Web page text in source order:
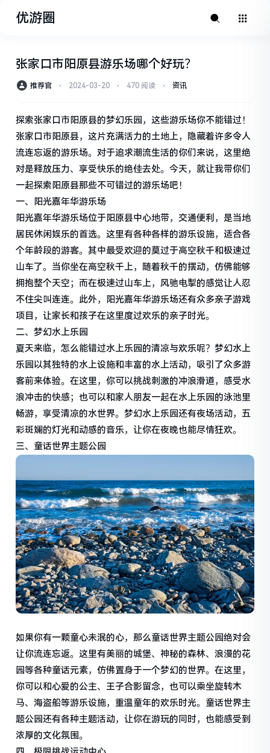
优游圈
张家口市阳原县游乐场哪个好玩？
推荐官 ⋅ 2024-03-20 ⋅ 470 阅读 ⋅ 资讯
探索张家口市阳原县的梦幻乐园，这些游乐场你不能错过！
张家口市阳原县，这片充满活力的土地上，隐藏着许多令人
流连忘返的游乐场。对于追求潮流生活的你们来说，这里绝
对是释放压力、享受快乐的绝佳去处。今天，就让我带你们
一起探索阳原县那些不可错过的游乐场吧！
一、阳光嘉年华游乐场
阳光嘉年华游乐场位于阳原县中心地带，交通便利，是当地
居民休闲娱乐的首选。这里有各种各样的游乐设施，适合各
个年龄段的游客。其中最受欢迎的莫过于高空秋千和极速过
山车了。当你坐在高空秋千上，随着秋千的摆动，仿佛能够
拥抱整个天空；而在极速过山车上，风驰电掣的感觉让人忍
不住尖叫连连。此外，阳光嘉年华游乐场还有众多亲子游戏
项目，让家长和孩子在这里度过欢乐的亲子时光。
二、梦幻水上乐园
夏天来临，怎么能错过水上乐园的清凉与欢乐呢？梦幻水上
乐园以其独特的水上设施和丰富的水上活动，吸引了众多游
客前来体验。在这里，你可以挑战刺激的冲浪滑道，感受水
浪冲击的快感；也可以和家人朋友一起在水上乐园的泳池里
畅游，享受清凉的水世界。梦幻水上乐园还有夜场活动，五
彩斑斓的灯光和动感的音乐，让你在夜晚也能尽情狂欢。
三、童话世界主题公园
如果你有一颗童心未泯的心，那么童话世界主题公园绝对会
让你流连忘返。这里有美丽的城堡、神秘的森林、浪漫的花
园等各种童话元素，仿佛置身于一个梦幻的世界。在这里，
你可以和心爱的公主、王子合影留念，也可以乘坐旋转木
马、海盗船等游乐设施，重温童年的欢乐时光。童话世界主
题公园还有各种主题活动，让你在游玩的同时，也能感受到
浓厚的文化氛围。